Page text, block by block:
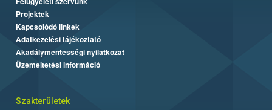
Projektek
Kapcsolódó linkek
Adatkezelési tájékoztató
Akadálymentességi nyilatkozat
Üzemeltetési információ
Szakterületek